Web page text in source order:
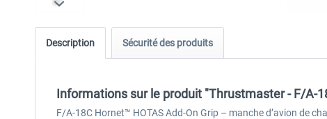
Description Sécurité des produits
Informations sur le produit "Thrustmaster - F/A-
F/A-18C Hornet™ HOTAS Add-On Grip – manche d’avion de